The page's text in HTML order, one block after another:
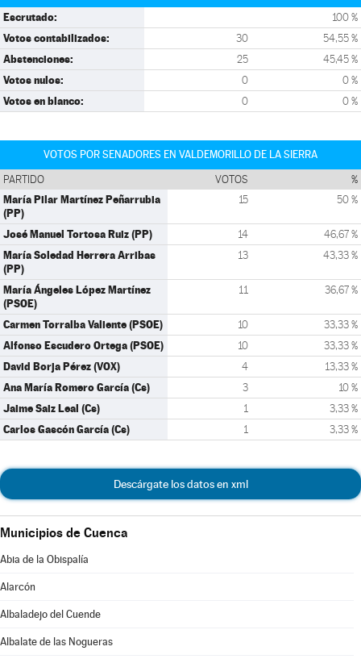
Escrutado: 100 %
Votos contabilizados: 30 54,55 %
Abstenciones: 25 45,45 %
Votos nulos: 0 0 %
Votos en blanco: 0 0 %
VOTOS POR SENADORES EN VALDEMORILLO DE LA SIERRA
PARTIDO VOTOS %
María Pilar Martínez Peñarrubia
(PP)
15 50 %
José Manuel Tortosa Ruiz (PP) 14 46,67 %
María Soledad Herrera Arribas
(PP)
13 43,33 %
María Ángeles López Martínez
(PSOE)
11 36,67 %
Carmen Torralba Valiente (PSOE) 10 33,33 %
Alfonso Escudero Ortega (PSOE) 10 33,33 %
David Borja Pérez (VOX) 4 13,33 %
Ana María Romero García (Cs) 3 10 %
Jaime Saiz Leal (Cs) 1 3,33 %
Carlos Gascón García (Cs) 1 3,33 %
Descárgate los datos en xml
Municipios de Cuenca
Abia de la Obispalía
Alarcón
Albaladejo del Cuende
Albalate de las Nogueras